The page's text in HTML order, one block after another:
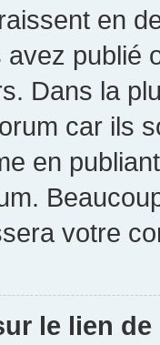
en
publié
Dans la
car ils
en
votre
le lien de